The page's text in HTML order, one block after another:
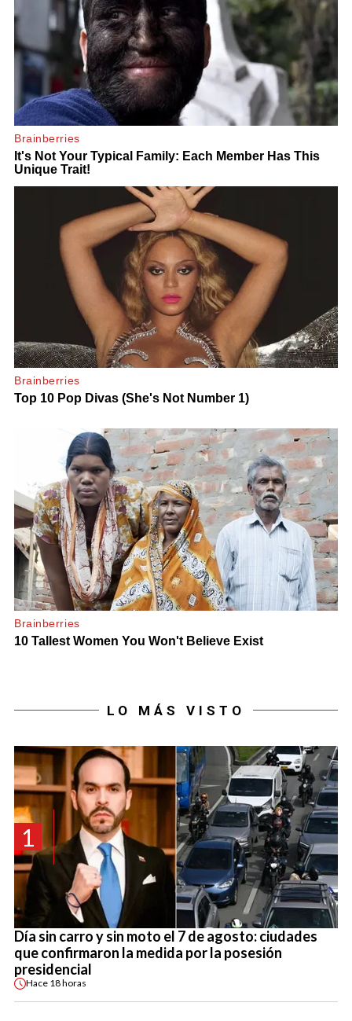
LO MÁS VISTO
1
Día sin carro y sin moto el 7 de agosto: ciudades
que confirmaron la medida por la posesión
presidencial
Hace 18 horas